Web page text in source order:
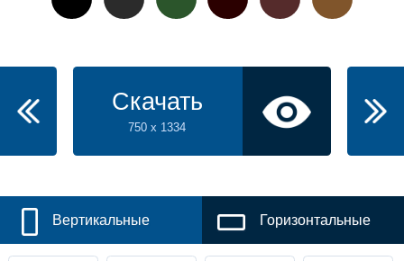
Скачать
750 x 1334
Вертикальные Горизонтальные